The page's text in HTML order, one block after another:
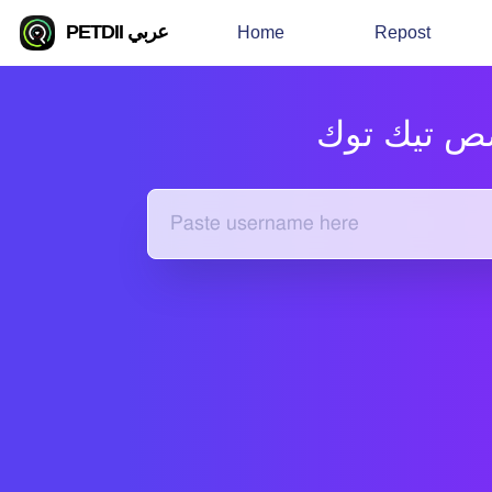
PETDII عربي Home Repost
تيك توك